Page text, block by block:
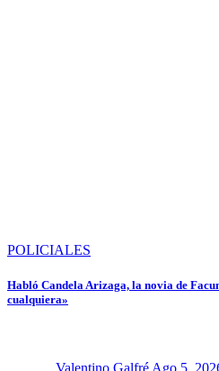
POLICIALES
Habló Candela Arizaga, la novia de
cualquiera»
Valentino Galfré Ago 5,